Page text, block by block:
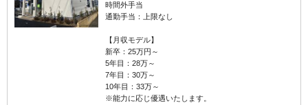
時間外手当
通勤手当：上限なし
【月収モデル】
新卒：25万円～
5年目：28万～
7年目：30万～
10年目：33万～
※能力に応じ優遇いたします。